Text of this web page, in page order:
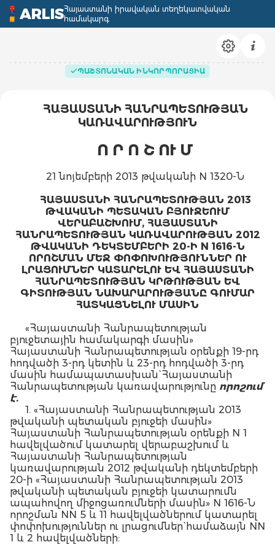
ARLISՀայաստանի իրավական տեղեկատվական
համակարգ
ՊԱՇՏՈՆԱԿԱՆ ԻՆԿՈՐՊՈՐԱՑԻԱ
ՀԱՅԱՍՏԱՆԻ ՀԱՆՐԱՊԵՏՈՒԹՅԱՆ
ԿԱՌԱՎԱՐՈՒԹՅՈՒՆ
Ո Ր Ո Շ ՈՒ Մ
21 նոյեմբերի 2013 թվականի N 1320-Ն
ՀԱՅԱՍՏԱՆԻ ՀԱՆՐԱՊԵՏՈՒԹՅԱՆ 2013
ԹՎԱԿԱՆԻ ՊԵՏԱԿԱՆ ԲՅՈՒՋԵՈՒՄ
ՎԵՐԱԲԱՇԽՈՒՄ, ՀԱՅԱՍՏԱՆԻ
ՀԱՆՐԱՊԵՏՈՒԹՅԱՆ ԿԱՌԱՎԱՐՈՒԹՅԱՆ 2012
ԹՎԱԿԱՆԻ ԴԵԿՏԵՄԲԵՐԻ 20-Ի N 1616-Ն
ՈՐՈՇՄԱՆ ՄԵՋ ՓՈՓՈԽՈՒԹՅՈՒՆՆԵՐ ՈՒ
ԼՐԱՑՈՒՄՆԵՐ ԿԱՏԱՐԵԼՈՒ ԵՎ ՀԱՅԱՍՏԱՆԻ
ՀԱՆՐԱՊԵՏՈՒԹՅԱՆ ԿՐԹՈՒԹՅԱՆ ԵՎ
ԳԻՏՈՒԹՅԱՆ ՆԱԽԱՐԱՐՈՒԹՅԱՆԸ ԳՈՒՄԱՐ
ՀԱՏԿԱՑՆԵԼՈՒ ՄԱՍԻՆ
«Հայաստանի Հանրապետության
բյուջետային համակարգի մասին»
Հայաստանի Հանրապետության օրենքի 19-րդ
հոդվածի 3-րդ կետին և 23-րդ հոդվածի 3-րդ
մասին համապատասխան` Հայաստանի
Հանրապետության կառավարությունը որոշում
է.
1. «Հայաստանի Հանրապետության 2013
թվականի պետական բյուջեի մասին»
Հայաստանի Հանրապետության օրենքի N 1
հավելվածում կատարել վերաբաշխում և
Հայաստանի Հանրապետության
կառավարության 2012 թվականի դեկտեմբերի
20-ի «Հայաստանի Հանրապետության 2013
թվականի պետական բյուջեի կատարումն
ապահովող միջոցառումների մասին» N 1616-Ն
որոշման NN 5 և 11 հավելվածներում կատարել
փոփոխություններ ու լրացումներ` համաձայն NN
1 և 2 հավելվածների: